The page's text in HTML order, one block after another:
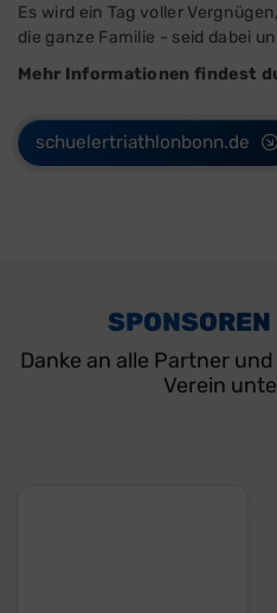
Es wird ein Tag voller
die ganze Familie - seid dabei
Mehr Informationen findest
schuelertriathlonbonn.de
Danke an alle Partner
Verein